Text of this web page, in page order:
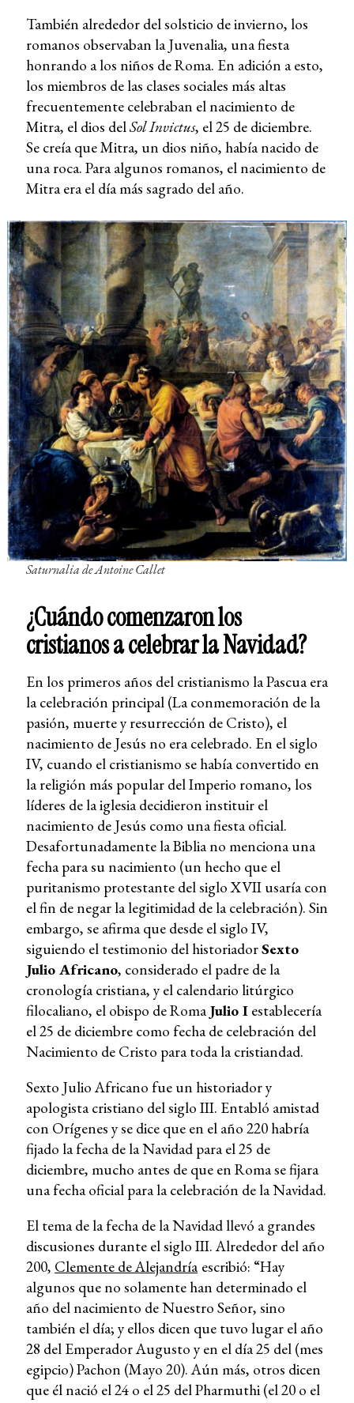
También alrededor del solsticio de invierno, los
romanos observaban la Juvenalia, una fiesta
honrando a los niños de Roma. En adición a esto,
los miembros de las clases sociales más altas
frecuentemente celebraban el nacimiento de
Mitra, el dios delSol Invictus, el 25 de diciembre.
Se creía que Mitra, un dios niño, había nacido de
una roca. Para algunos romanos, el nacimiento de
Mitra era el día más sagrado del año.
Saturnaliade Antoine Callet
¿Cuándo comenzaron los
cristianos a celebrar la Navidad?
En los primeros años del cristianismo la Pascua era
la celebración principal (La conmemoración de la
pasión, muerte y resurrección de Cristo), el
nacimiento de Jesús no era celebrado. En el siglo
IV, cuando el cristianismo se había convertido en
la religión más popular del Imperio romano, los
líderes de la iglesia decidieron instituir el
nacimiento de Jesús como una fiesta oficial.
Desafortunadamente la Biblia no menciona una
fecha para su nacimiento (un hecho que el
puritanismo protestante del siglo XVII usaría con
el fin de negar la legitimidad de la celebración). Sin
embargo, se afirma que desde el siglo IV,
siguiendo el testimonio del historiadorSexto
Julio Africano, considerado el padre de la
cronología cristiana, y el calendario litúrgico
filocaliano, el obispo de Roma Julio Iestablecería
el 25 de diciembre como fecha de celebración del
Nacimiento de Cristo para toda la cristiandad.
Sexto Julio Africano fue un historiador y
apologista cristiano del siglo III. Entabló amistad
con Orígenes y se dice que en el año 220 habría
fijado la fecha de la Navidad para el 25 de
diciembre, mucho antes de que en Roma se fijara
una fecha oficial para la celebración de la Navidad.
El tema de la fecha de la Navidad llevó a grandes
discusiones durante el siglo III. Alrededor del año
200, Clemente de Alejandría escribió: “Hay
algunos que no solamente han determinado el
año del nacimiento de Nuestro Señor, sino
también el día; y ellos dicen que tuvo lugar el año
28 del Emperador Augusto y en el día 25 del (mes
egipcio) Pachon (Mayo 20). Aún más, otros dicen
que él nació el 24 o el 25 del Pharmuthi (el 20 o el